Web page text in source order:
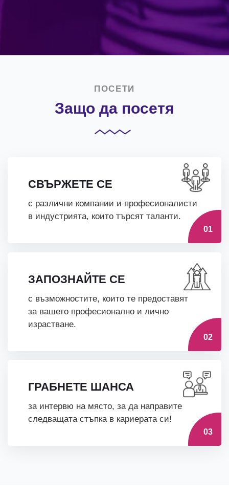
ПОСЕТИ
Защо да посетя
СВЪРЖЕТЕ СЕ
с различни компании и професионалисти
в индустрията, които търсят таланти.
01
ЗАПОЗНАЙТЕ СЕ
с възможностите, които те предоставят
за вашето професионално и лично
израстване.
02
ГРАБНЕТЕ ШАНСА
за интервю на място, за да направите
следващата стъпка в кариерата си!
03